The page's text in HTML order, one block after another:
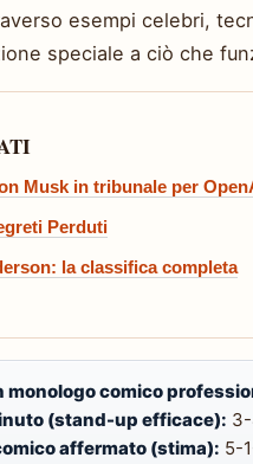
esempi celebri,
speciale a ciò che
Musk in tribunale per
Perduti
la classifica completa
monologo comico
(stand-up efficace): 3-
affermato (stima): 5-